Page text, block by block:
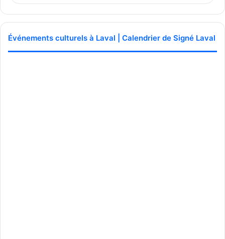
Événements culturels à Laval | Calendrier de Signé Laval